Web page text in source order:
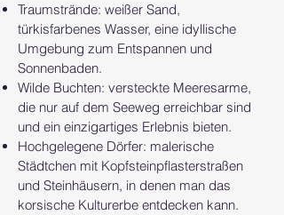
Traumstrände: weißer Sand,
türkisfarbenes Wasser, eine idyllische
Umgebung zum Entspannen und
Sonnenbaden.
Wilde Buchten: versteckte Meeresarme,
die nur auf dem Seeweg erreichbar sind
und ein einzigartiges Erlebnis bieten.
Hochgelegene Dörfer: malerische
Städtchen mit Kopfsteinpflasterstraßen
und Steinhäusern, in denen man das
korsische Kulturerbe entdecken kann.